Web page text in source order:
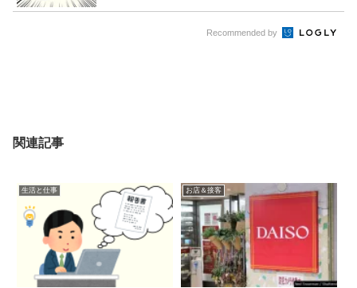
Recommended by
関連記事
生活と仕事 お店＆接客